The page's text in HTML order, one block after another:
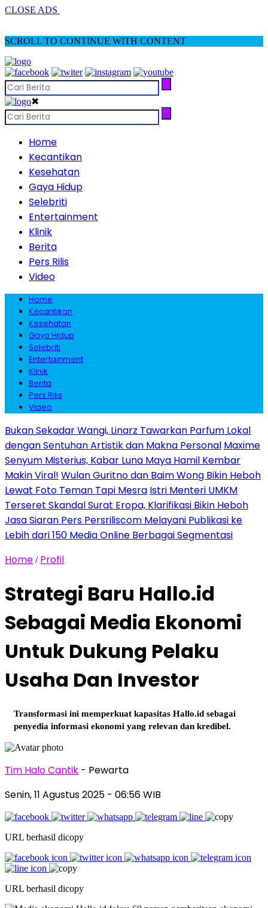
CLOSE ADS
SCROLL TO CONTINUE WITH CONTENT
✖
Home
Kecantikan
Kesehatan
Gaya Hidup
Selebriti
Entertainment
Klinik
Berita
Pers Rilis
Video
Home
Kecantikan
Kesehatan
Gaya Hidup
Selebriti
Entertainment
Klinik
Berita
Pers Rilis
Video
Bukan Sekadar Wangi, Linarz Tawarkan Parfum Lokal
dengan Sentuhan Artistik dan Makna Personal Maxime
Senyum Misterius, Kabar Luna Maya Hamil Kembar
Makin Viral! Wulan Guritno dan Baim Wong Bikin Heboh
Lewat Foto Teman Tapi Mesra Istri Menteri UMKM
Terseret Skandal Surat Eropa, Klarifikasi Bikin Heboh
Jasa Siaran Pers Persriliscom Melayani Publikasi ke
Lebih dari 150 Media Online Berbagai Segmentasi
Home / Profil
Strategi Baru Hallo.id
Sebagai Media Ekonomi
Untuk Dukung Pelaku
Usaha Dan Investor
Transformasi ini memperkuat kapasitas Hallo.id sebagai
penyedia informasi ekonomi yang relevan dan kredibel.
Tim Halo Cantik - Pewarta
Senin, 11 Agustus 2025 - 06:56 WIB
URL berhasil dicopy
URL berhasil dicopy